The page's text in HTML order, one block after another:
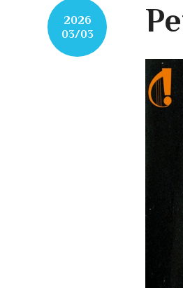
2026
03/03